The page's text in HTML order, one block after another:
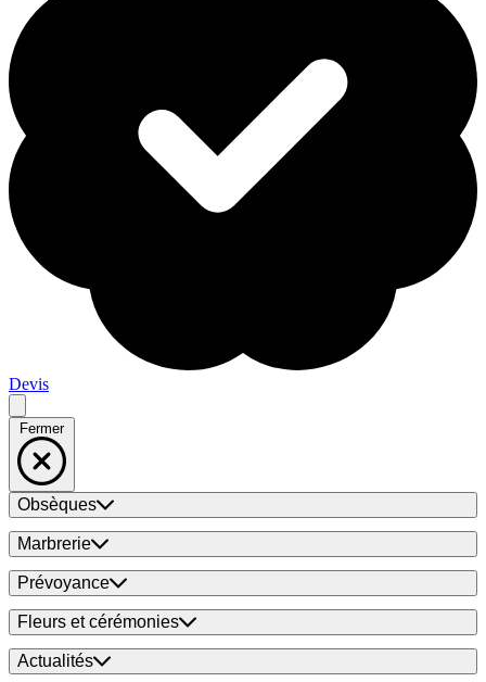
Devis
Fermer
Obsèques
Marbrerie
Prévoyance
Fleurs et cérémonies
Actualités